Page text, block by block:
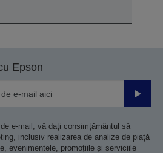
Epson
e-mail, vă dați consimțământul să
inclusiv realizarea de analize de piață
evenimentele, promoțiile și serviciile